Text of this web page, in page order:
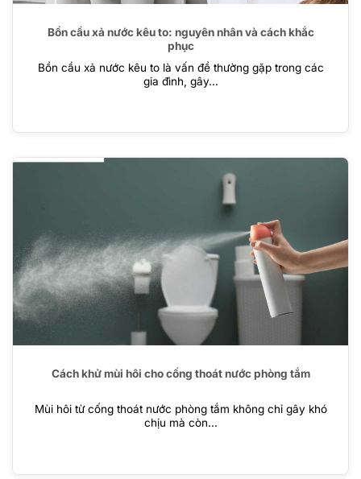
Bồn cầu xả nước kêu to: nguyên nhân và cách khắc
phục
Bồn cầu xả nước kêu to là vấn đề thường gặp trong các
gia đình, gây...
Cách khử mùi hôi cho cống thoát nước phòng tắm
Mùi hôi từ cống thoát nước phòng tắm không chỉ gây khó
chịu mà còn...